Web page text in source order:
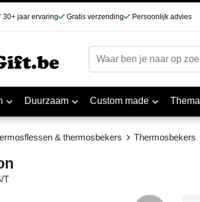
30+ jaar ervaring Gratis verzending Persoonlijk advies
Duurzaam Custom made
& thermosbekers Thermosbekers
T